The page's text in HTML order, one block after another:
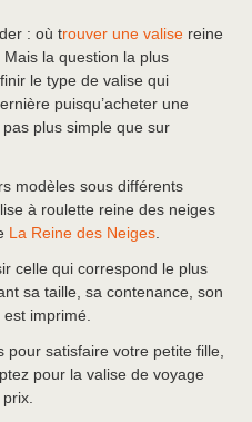
: où trouver une valise reine
la question la plus
le type de valise qui
puisqu’acheter une
plus simple que sur
modèles sous différents
à roulette reine des neiges
La Reine des Neiges.
celle qui correspond le plus
sa taille, sa contenance, son
imprimé.
pour satisfaire votre petite fille,
pour la valise de voyage